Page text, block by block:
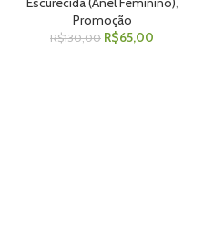
Promoção
R$130,00 R$65,00